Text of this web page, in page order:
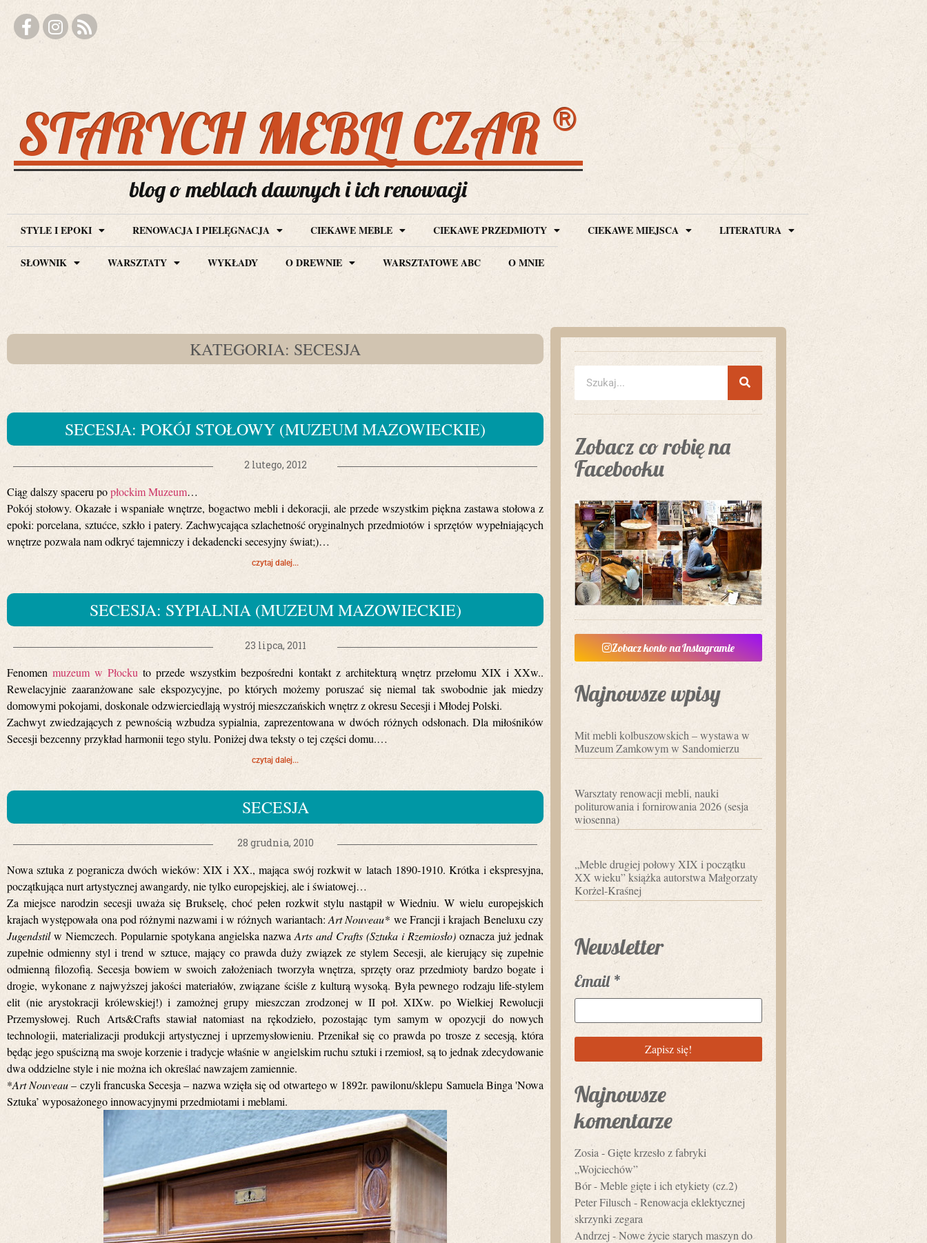
STARYCH MEBLI CZAR®
blog o meblach dawnych i ich renowacji
STYLE I EPOKI RENOWACJA I PIELĘGNACJA CIEKAWE MEBLE CIEKAWE PRZEDMIOTY CIEKAWE MIEJSCA LITERATURA
SŁOWNIK WARSZTATY WYKŁADY O DREWNIE WARSZTATOWE ABC O MNIE
KATEGORIA: SECESJA
SECESJA: POKÓJ STOŁOWY (MUZEUM MAZOWIECKIE)
2 lutego, 2012
Ciąg dalszy spaceru popłockim Muzeum…
Pokój stołowy. Okazałe i wspaniałe wnętrze, bogactwo mebli i dekoracji, ale przede wszystkim piękna zastawa stołowa z
epoki: porcelana, sztućce, szkło i patery. Zachwycająca szlachetność oryginalnych przedmiotów i sprzętów wypełniających
wnętrze pozwala nam odkryć tajemniczy i dekadencki secesyjny świat;)…
czytaj dalej...
SECESJA: SYPIALNIA (MUZEUM MAZOWIECKIE)
23 lipca, 2011
Fenomenmuzeum w Płocku to przede wszystkim bezpośredni kontakt z architekturą wnętrz przełomu XIX i XXw..
Rewelacyjnie zaaranżowane sale ekspozycyjne, po których możemy poruszać się niemal tak swobodnie jak miedzy
domowymi pokojami, doskonale odzwierciedlają wystrój mieszczańskich wnętrz z okresu Secesji i Młodej Polski.
Zachwyt zwiedzających z pewnością wzbudza sypialnia, zaprezentowana w dwóch różnych odsłonach. Dla miłośników
Secesji bezcenny przykład harmonii tego stylu. Poniżej dwa teksty o tej części domu.…
czytaj dalej...
SECESJA
28 grudnia, 2010
Nowa sztuka z pogranicza dwóch wieków: XIX i XX., mająca swój rozkwit w latach 1890-1910. Krótka i ekspresyjna,
początkująca nurt artystycznej awangardy, nie tylko europejskiej, ale i światowej…
Za miejsce narodzin secesji uważa się Brukselę, choć pełen rozkwit stylu nastąpił w Wiedniu. W wielu europejskich
krajach występowała ona pod różnymi nazwami i w różnych wariantach: Art Nouveau* we Francji i krajach Beneluxu czy
Jugendstilw Niemczech. Popularnie spotykana angielska nazwa Arts and Crafts (Sztuka i Rzemiosło) oznacza już jednak
zupełnie odmienny styl i trend w sztuce, mający co prawda duży związek ze stylem Secesji, ale kierujący się zupełnie
odmienną filozofią. Secesja bowiem w swoich założeniach tworzyła wnętrza, sprzęty oraz przedmioty bardzo bogate i
drogie, wykonane z najwyższej jakości materiałów, związane ściśle z kulturą wysoką. Była pewnego rodzaju life-stylem
elit (nie arystokracji królewskiej!) i zamożnej grupy mieszczan zrodzonej w II poł. XIXw. po Wielkiej Rewolucji
Przemysłowej. Ruch Arts&Crafts stawiał natomiast na rękodzieło, pozostając tym samym w opozycji do nowych
technologii, materializacji produkcji artystycznej i uprzemysłowieniu. Przenikał się co prawda po trosze z secesją, która
będąc jego spuścizną ma swoje korzenie i tradycje właśnie w angielskim ruchu sztuki i rzemiosł, są to jednak zdecydowanie
dwa oddzielne style i nie można ich określać nawzajem zamiennie.
*Art Nouveau– czyli francuska Secesja – nazwa wzięła się od otwartego w 1892r. pawilonu/sklepu Samuela Binga 'Nowa
Sztuka’ wyposażonego innowacyjnymi przedmiotami i meblami.
Zobacz co robię na
Facebooku
Zobacz konto na Instagramie
Najnowsze wpisy
Mit mebli kolbuszowskich – wystawa w
Muzeum Zamkowym w Sandomierzu
Warsztaty renowacji mebli, nauki
politurowania i fornirowania 2026 (sesja
wiosenna)
„Meble drugiej połowy XIX i początku
XX wieku” książka autorstwa Małgorzaty
Korżel-Kraśnej
Newsletter
Email *
Najnowsze
komentarze
Zosia -Gięte krzesło z fabryki
„Wojciechów”
Bór-Meble gięte i ich etykiety (cz.2)
Peter Filusch -Renowacja eklektycznej
skrzynki zegara
Andrzej -Nowe życie starych maszyn do